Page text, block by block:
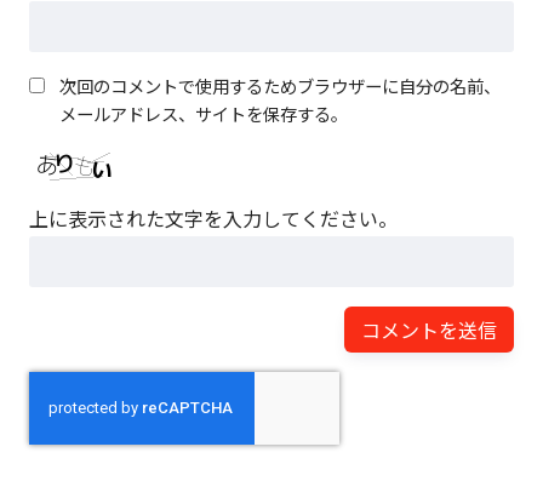
次回のコメントで使用するためブラウザーに自分の名前、
メールアドレス、サイトを保存する。
上に表示された文字を入力してください。